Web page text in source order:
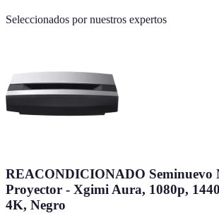
Seleccionados por nuestros expertos
REACONDICIONADO Seminuevo
Proyector - Xgimi Aura, 1080p,
4K, Negro